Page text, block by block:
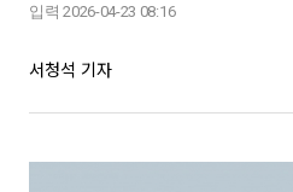
입력 2026-04-23 08:16
서청석 기자